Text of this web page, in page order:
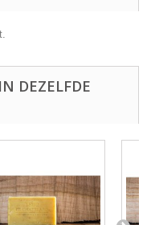
DEZELFDE